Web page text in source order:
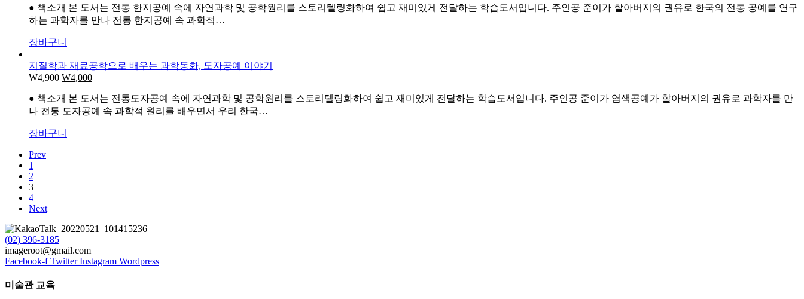
가
격:
₩4,900.
가
격:
● 책소개 본 도서는 전통 한지공예 속에 자연과학 및 공학원리를 스토리텔링화하여 쉽고 재미있게 전달하는 학습도서입니다. 주인공 준이가 할아버지의 권유로 한국의 전통 공예를 연구
하는 과학자를 만나 전통 한지공예 속 과학적…
장바구니
지질학과 재료공학으로 배우는 과학동화, 도자공예 이야기
₩4,900 원
가
격:
₩4,900.
₩4,000현
가
격:
● 책소개 본 도서는 전통도자공예 속에 자연과학 및 공학원리를 스토리텔링화하여 쉽고 재미있게 전달하는 학습도서입니다. 주인공 준이가 염색공예가 할아버지의 권유로 과학자를 만
나 전통 도자공예 속 과학적 원리를 배우면서 우리 한국…
장바구니
Prev
1
2
3
4
Next
(02) 396-3185
imageroot@gmail.com
Facebook-f Twitter Instagram Wordpress
미술관 교육